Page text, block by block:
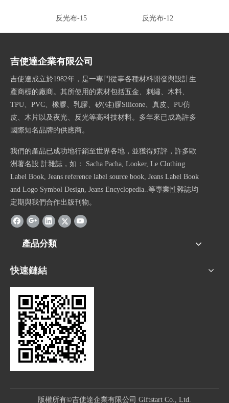
反光布-15 反光布-12
吉使達企業有限公司
吉使達成立於1982年，是一專門從事各種材料開發與設計生
產商標的廠商。其所使用的素材包括五金、刺繡、木料、
TPU、PVC、橡膠、乳膠、矽(硅)膠Silicone、真皮、PU仿
皮、木片以及夜光、反光等高科技材料。多年來已成為許多
國際知名品牌的供應商。
我們的產品已成功地行銷至世界各地，並獲得好評，許多歐
洲著名設 計雜誌，如： Sacha Pacha, Looker, Le Clothing
Label Book, Jeans reference label source book, Jeans Label Book
and Logo Symbol Design, Jeans Encyclopedia..等專業性雜誌均
定期與我們合作出版刊物。
產品分類
快速鏈結
版權所有©吉使達企業有限公司 Giftstart Co., Ltd.